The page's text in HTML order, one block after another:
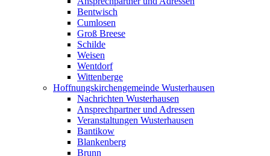
Bentwisch
Cumlosen
Groß Breese
Schilde
Weisen
Wentdorf
Wittenberge
Hoffnungskirchengemeinde Wusterhausen
Nachrichten Wusterhausen
Ansprechpartner und Adressen
Veranstaltungen Wusterhausen
Bantikow
Blankenberg
Brunn